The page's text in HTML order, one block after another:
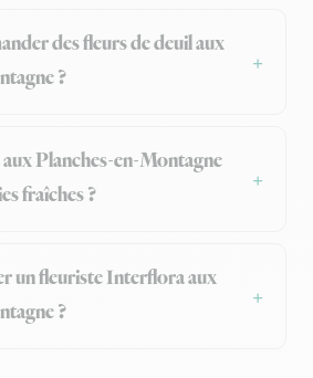
des fleurs de deuil aux
?
Planches-en-Montagne
fraîches ?
un fleuriste Interflora aux
?